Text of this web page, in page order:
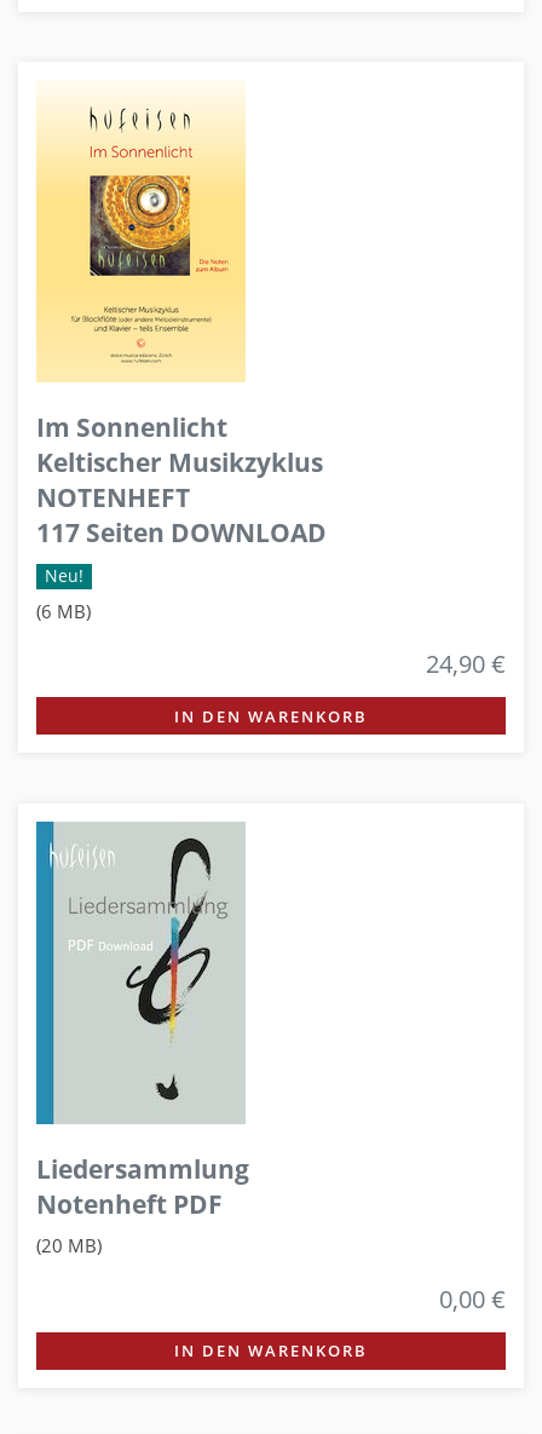
Im Sonnenlicht
Keltischer Musikzyklus
NOTENHEFT
117 Seiten DOWNLOAD
Neu!
(6 MB)
24,90 €
IN DEN WARENKORB
Liedersammlung
Notenheft PDF
(20 MB)
0,00 €
IN DEN WARENKORB